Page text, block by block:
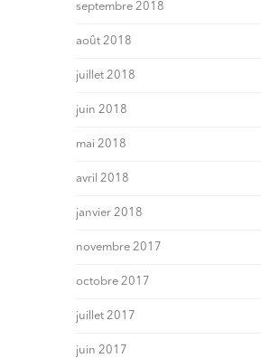
septembre 2018
août 2018
juillet 2018
juin 2018
mai 2018
avril 2018
janvier 2018
novembre 2017
octobre 2017
juillet 2017
juin 2017